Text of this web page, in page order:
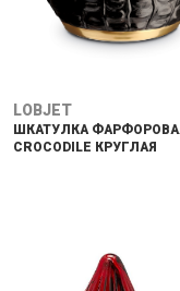
LOBJET
ШКАТУЛКА
CROCODILE КРУГЛАЯ